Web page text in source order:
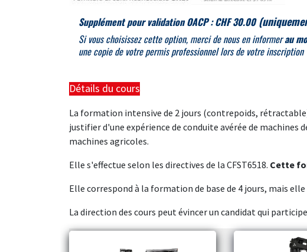
Supplément pour validation OACP : CHF 30.00
Si vous choisissez cette option, merci de nous en informerau
une copie de votre permis professionnel lors de votre inscription
Détails du cours
La formation intensive de 2 jours (contrepoids,
justifier d'une expérience de conduite avérée de machines
machines agricoles.
Elle s'effectue selon les directives de la CFST6518. Cette
Elle correspond à la formation de base de 4 jours, mais
La direction des cours peut évincer un candidat qui